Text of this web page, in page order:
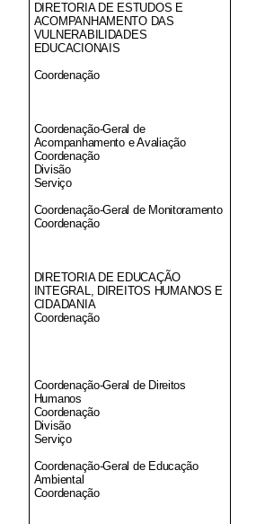
DIRETORIA DE ESTUDOS E
ACOMPANHAMENTO DAS
VULNERABILIDADES
EDUCACIONAIS
Coordenação
Coordenação-Geral de
Acompanhamento e Avaliação
Coordenação
Divisão
Serviço
Coordenação-Geral de Monitoramento
Coordenação
DIRETORIA DE EDUCAÇÃO
INTEGRAL, DIREITOS HUMANOS E
CIDADANIA
Coordenação
Coordenação-Geral de Direitos
Humanos
Coordenação
Divisão
Serviço
Coordenação-Geral de Educação
Ambiental
Coordenação